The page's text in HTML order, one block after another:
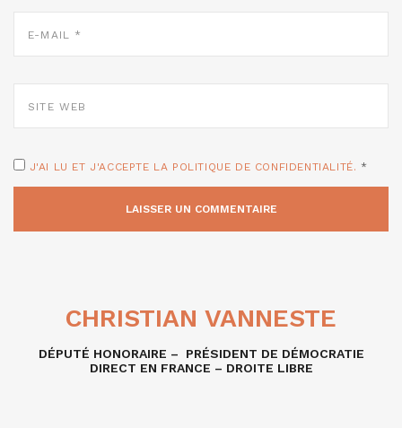
MAIL
WEB
J'AI LU ET J'ACCEPTE LA POLITIQUE DE CONFIDENTIALITÉ. *
CHRISTIAN VANNESTE
DÉPUTÉ HONORAIRE – PRÉSIDENT DE DÉMOCRATIE
DIRECT EN FRANCE – DROITE LIBRE